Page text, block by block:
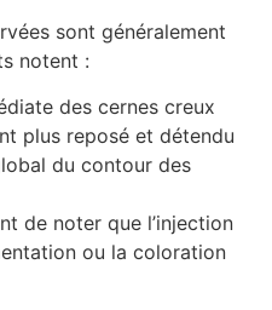
sont généralement
notent :
des cernes creux
plus reposé et détendu
du contour des
de noter que l’injection
ou la coloration